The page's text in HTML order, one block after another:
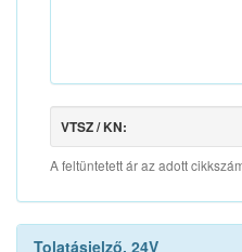
VTSZ / KN:
A feltüntetett ár az adott
Tolatásjelző, 24V